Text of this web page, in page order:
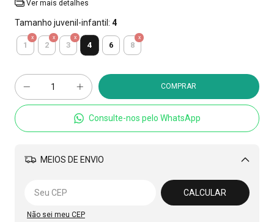
Ver mais detalhes
Tamanho juvenil-infantil: 4
1 2 3 4 6 8
Consulte-nos pelo WhatsApp
MEIOS DE ENVIO
Alterar CEP
CALCULAR
Não sei meu CEP